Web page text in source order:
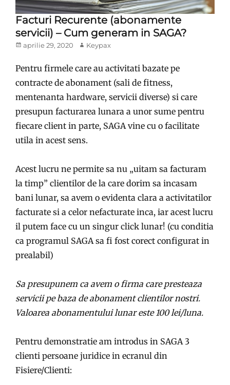
Facturi Recurente (abonamente
servicii) – Cum generam in SAGA?
Posted
aprilie 29, 2020 Author
Keypax
Pentru firmele care au activitati bazate pe
contracte de abonament (sali de fitness,
mentenanta hardware, servicii diverse) si care
presupun facturarea lunara a unor sume pentru
fiecare client in parte, SAGA vine cu o facilitate
utila in acest sens.
Acest lucru ne permite sa nu „uitam sa facturam
la timp” clientilor de la care dorim sa incasam
bani lunar, sa avem o evidenta clara a activitatilor
facturate si a celor nefacturate inca, iar acest lucru
il putem face cu un singur click lunar! (cu conditia
ca programul SAGA sa fi fost corect configurat in
prealabil)
Sa presupunem ca avem o firma care presteaza
servicii pe baza de abonament clientilor nostri.
Valoarea abonamentului lunar este 100 lei/luna.
Pentru demonstratie am introdus in SAGA 3
clienti persoane juridice in ecranul din
Fisiere/Clienti: